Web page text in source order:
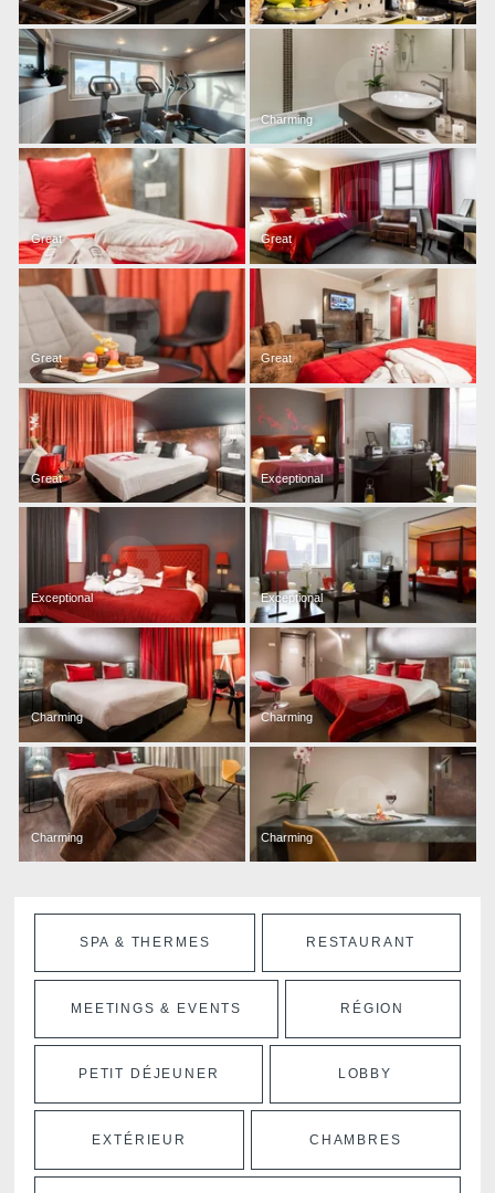
Charming
Great Great
Great Great
Great Exceptional
Exceptional Exceptional
Charming Charming
Charming Charming
SPA & THERMES RESTAURANT
MEETINGS & EVENTS RÉGION
PETIT DÉJEUNER LOBBY
EXTÉRIEUR CHAMBRES
,